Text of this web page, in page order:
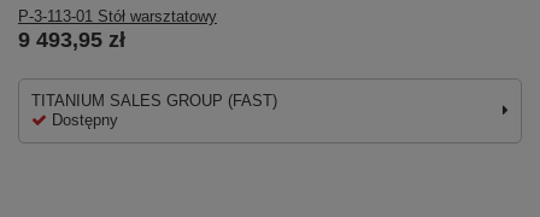
P-3-113-01 Stół warsztatowy
9 493,95 zł
TITANIUM SALES GROUP (FAST)
Dostępny